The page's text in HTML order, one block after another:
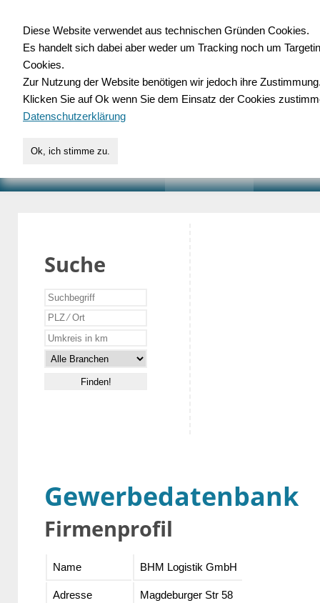
für Handwerk,
Suche
Gewerbedatenbank
Firmenprofil
Name BHM Logistik GmbH
Adresse Magdeburger Str 58
Diese Website verwendet aus technischen Gründen Cookies.
Es handelt sich dabei aber weder um Tracking noch um
Cookies.
Zur Nutzung der Website benötigen wir jedoch ihre
Klicken Sie auf Ok wenn Sie dem Einsatz der Cookies
Datenschutzerklärung
Ok, ich stimme zu.